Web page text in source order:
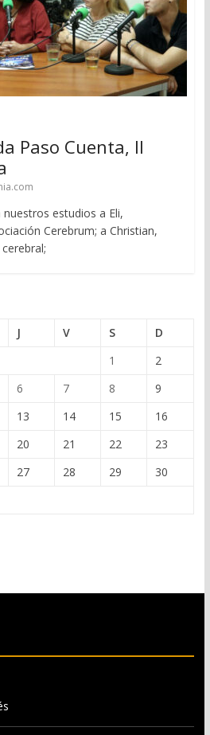
Paso Cuenta, II
estudios a Eli,
Cerebrum; a Christian,
J V S
D
1
2
6 7 8
9
13 14 15
16
20 21 22
23
27 28 29
30